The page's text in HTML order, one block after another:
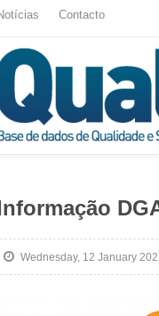
Contacto
Wednesday, 12 January